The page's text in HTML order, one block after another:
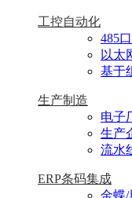
工控自动化
485
以太
基于
生产制造
电子
生产
流水
ERP条码集成
金蝶/